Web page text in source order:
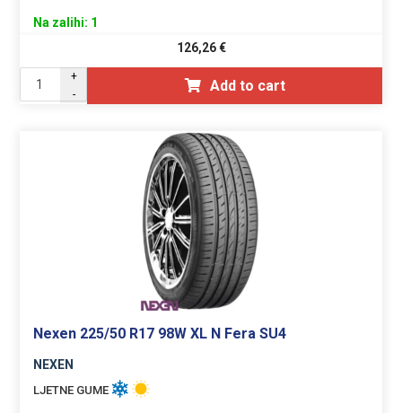
Na zalihi: 1
126,26€
+
-
Add to cart
Nexen 225/50 R17 98W XL N Fera SU4
NEXEN
LJETNE GUME